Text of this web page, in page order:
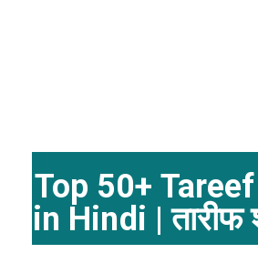
Top 50+
in Hindi | तारीफ